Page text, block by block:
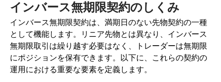
インバース無期限契約のしくみ
インバース無期限契約は、満期日のない先物契約の一種
として機能します。リニア先物とは異なり、インバース
無期限取引は繰り越す必要はなく、トレーダーは無期限
にポジションを保有できます。以下に、これらの契約の
運用における重要な要素を定義します。